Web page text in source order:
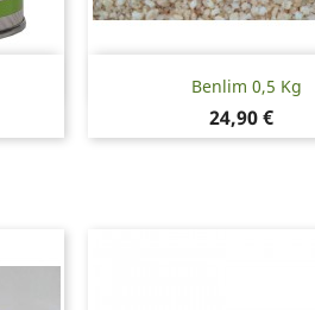
Benlim 0,5 Kg
Pris
24,90 €
Snabbvy